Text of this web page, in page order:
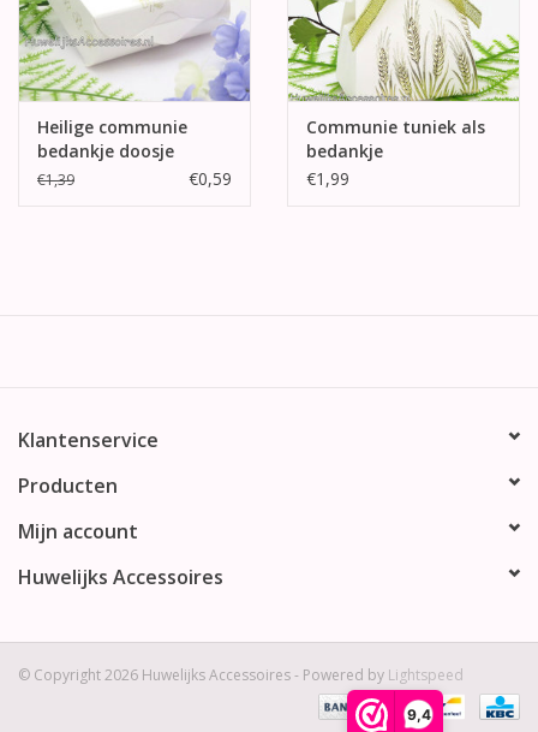
9,4
Heilige communie
bedankje doosje
€1,39 €0,59
Communie tuniek als
bedankje
€1,99
Klantenservice
Producten
Mijn account
Huwelijks Accessoires
© Copyright 2026 Huwelijks Accessoires - Powered by Lightspeed